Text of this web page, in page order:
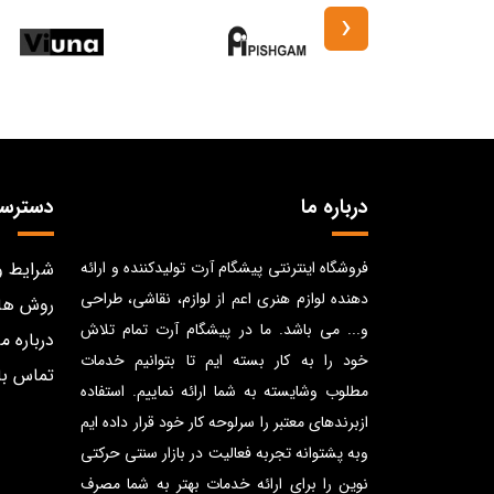
‹
درباره ما
فروشگاه اینترنتی پیشگام آرت تولیدکننده و ارائه
دهنده لوازم هنری اعم از لوازم، نقاشی، طراحی
و... می باشد. ما در پیشگام آرت تمام تلاش
خود را به کار بسته ایم تا بتوانیم خدمات
مطلوب وشایسته به شما ارائه نماییم. استفاده
ازبرندهای معتبر را سرلوحه کار خود قرار داده ایم
وبه پشتوانه تجربه فعالیت در بازار سنتی حرکتی
نوین را برای ارائه خدمات بهتر به شما مصرف
شرایط
روش
درباره
تماس